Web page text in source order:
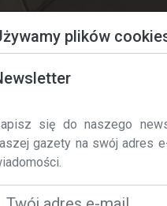
plików
wejścia w życie: 01 / 11 /
polska-costa.com używamy
korzystania z naszej
sposób i dlaczego
się do naszego
gazety na swój adres